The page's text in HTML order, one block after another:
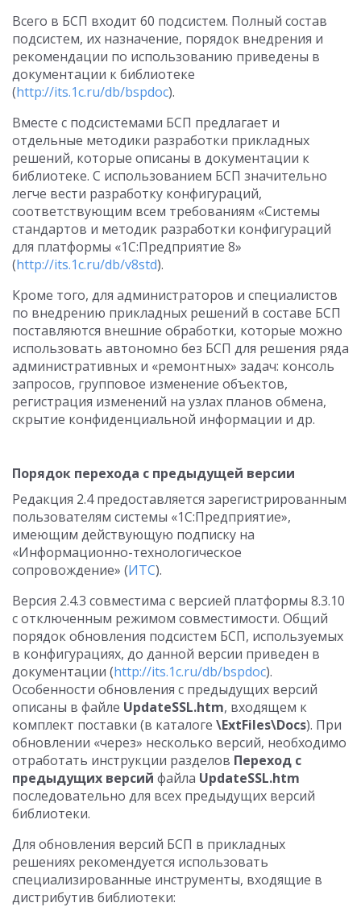
Всего в БСП входит 60 подсистем. Полный состав
подсистем, их назначение, порядок внедрения и
рекомендации по использованию приведены в
документации к библиотеке
(http://its.1c.ru/db/bspdoc).
Вместе с подсистемами БСП предлагает и
отдельные методики разработки прикладных
решений, которые описаны в документации к
библиотеке. С использованием БСП значительно
легче вести разработку конфигураций,
соответствующим всем требованиям «Системы
стандартов и методик разработки конфигураций
для платформы «1С:Предприятие 8»
(http://its.1c.ru/db/v8std).
Кроме того, для администраторов и специалистов
по внедрению прикладных решений в составе БСП
поставляются внешние обработки, которые можно
использовать автономно без БСП для решения ряда
административных и «ремонтных» задач: консоль
запросов, групповое изменение объектов,
регистрация изменений на узлах планов обмена,
скрытие конфиденциальной информации и др.
Порядок перехода с предыдущей версии
Редакция 2.4 предоставляется зарегистрированным
пользователям системы «1С:Предприятие»,
имеющим действующую подписку на
«Информационно-технологическое
сопровождение» (ИТС).
Версия 2.4.3 совместима с версией платформы 8.3.10
с отключенным режимом совместимости. Общий
порядок обновления подсистем БСП, используемых
в конфигурациях, до данной версии приведен в
документации (http://its.1c.ru/db/bspdoc).
Особенности обновления с предыдущих версий
описаны в файле UpdateSSL.htm, входящем к
комплект поставки (в каталоге \ExtFiles\Docs). При
обновлении «через» несколько версий, необходимо
отработать инструкции разделов Переход с
предыдущих версий файла UpdateSSL.htm
последовательно для всех предыдущих версий
библиотеки.
Для обновления версий БСП в прикладных
решениях рекомендуется использовать
специализированные инструменты, входящие в
дистрибутив библиотеки: